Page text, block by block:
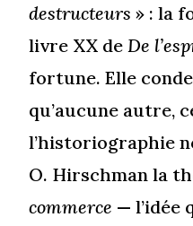
destructeurs » : la
livre XX de De
fortune. Elle
qu’aucune autre,
l’historiographie
O. Hirschman la
commerce — l’idée